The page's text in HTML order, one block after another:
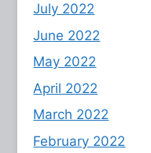
July 2022
June 2022
May 2022
April 2022
March 2022
February 2022